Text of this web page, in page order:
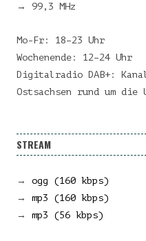
→ 99,3 MHz
Mo-Fr: 18–23 Uhr
Wochenende: 12–24 Uhr
Digitalradio DAB+:
Ostsachsen rund um die
STREAM
→ ogg (160 kbps)
→ mp3 (160 kbps)
→ mp3 (56 kbps)